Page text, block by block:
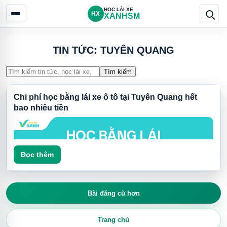
HX
HỌC LÁI XE
XANHSM
TIN TỨC: TUYÊN QUANG
Tìm kiếm
Chi phí học bằng lái xe ô tô tại Tuyên Quang hết
bao nhiêu tiền
Đọc thêm
Bài đăng cũ hơn
Trang chủ